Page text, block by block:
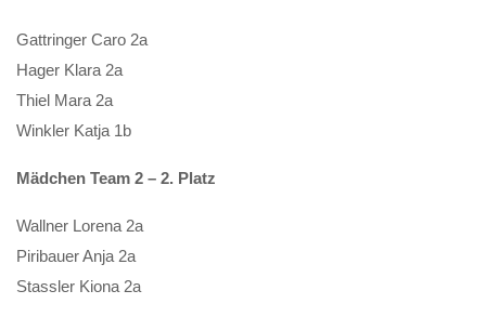
Gattringer Caro 2a
Hager Klara 2a
Thiel Mara 2a
Winkler Katja 1b
Mädchen Team 2 – 2. Platz
Wallner Lorena 2a
Piribauer Anja 2a
Stassler Kiona 2a